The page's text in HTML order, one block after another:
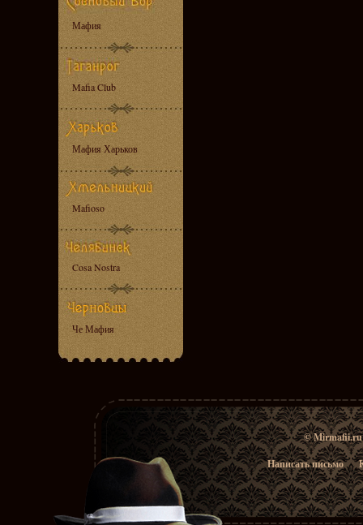
Мафия
Mafia Club
Мафия Харьков
Mafioso
Cosa Nostra
Че Мафия
© Mirmafii.ru
Написать письмо